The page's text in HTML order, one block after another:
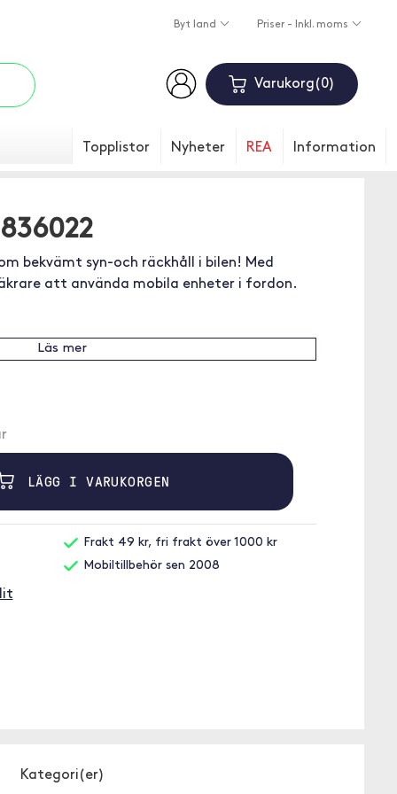
Byt land Priser - Inkl. moms
Varukorg 0
Topplistor Nyheter REA Information
bekvämt syn-och räckhåll i bilen! Med
att använda mobila enheter i fordon.
Läs mer
LÄGG I VARUKORGEN
Frakt 49 kr, fri frakt över 1000 kr
Mobiltillbehör sen 2008
Kategori(er)